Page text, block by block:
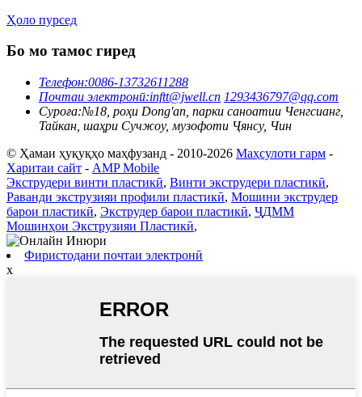
Ҳоло пурсед
Бо мо тамос гиред
Телефон:0086-13732611288
Почтаи электронӣ:inftt@jwell.cn 1293436797@qq.com
Суроға:№18, роҳи Dong'an, парки саноатии Ченгсианг,
Тайкан, шаҳри Сучжоу, музофоти Ҷянсу, Чин
© Ҳамаи ҳуқуқҳо маҳфузанд - 2010-2026 Маҳсулоти гарм -
Харитаи сайт - AMP Mobile
Экструдери винти пластикӣ, Винти экструдери пластикӣ,
Раванди экструзияи профили пластикӣ, Мошини экструдер
барои пластикӣ, Экструдер барои пластикӣ, ҶДММ
Мошинҳои Экструзияи Пластикӣ,
Фиристодани почтаи электронӣ
x